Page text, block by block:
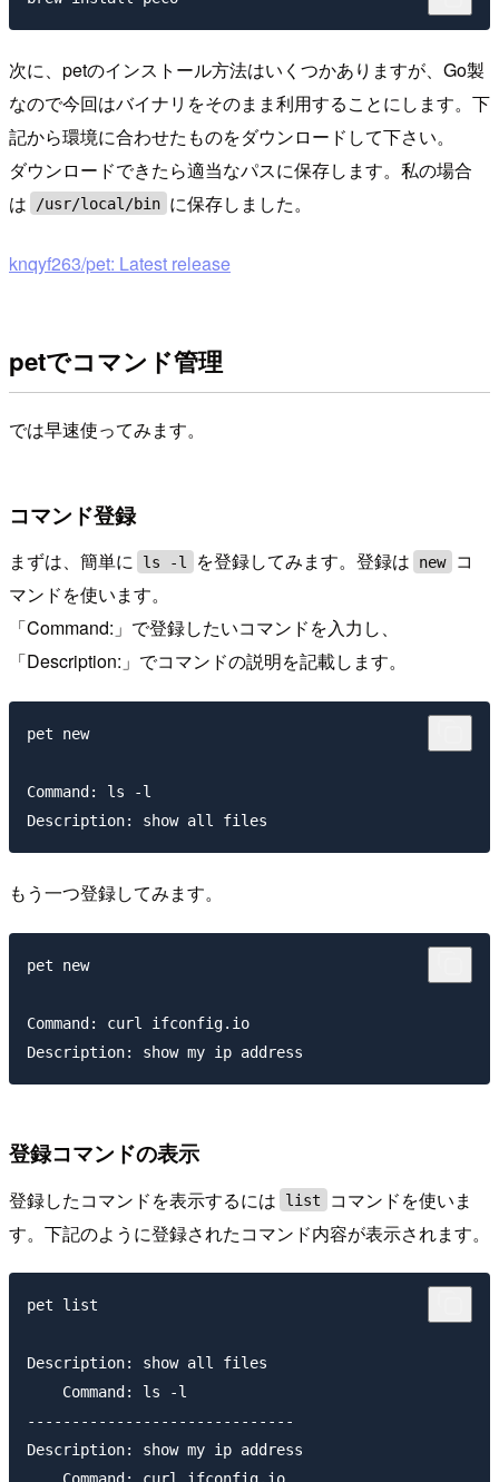
次に、petのインストール方法はいくつかありますが、Go製
なので今回はバイナリをそのまま利用することにします。下
記から環境に合わせたものをダウンロードして下さい。
ダウンロードできたら適当なパスに保存します。私の場合
は
/usr/local/bin に保存しました。
knqyf263/pet: Latest release
petでコマンド管理
では早速使ってみます。
コマンド登録
まずは、簡単に ls -l を登録してみます。登録は new
コ
マンドを使います。
「Command:」で登録したいコマンドを入力し、
「Description:」でコマンドの説明を記載します。
pet new
Command: ls -l
もう一つ登録してみます。
pet new
Command: curl ifconfig.io
登録コマンドの表示
登録したコマンドを表示するには list
コマンドを使いま
す。下記のように登録されたコマンド内容が表示されます。
pet list
Description: show all files
    Command: ls -l
------------------------------
Description: show my ip address